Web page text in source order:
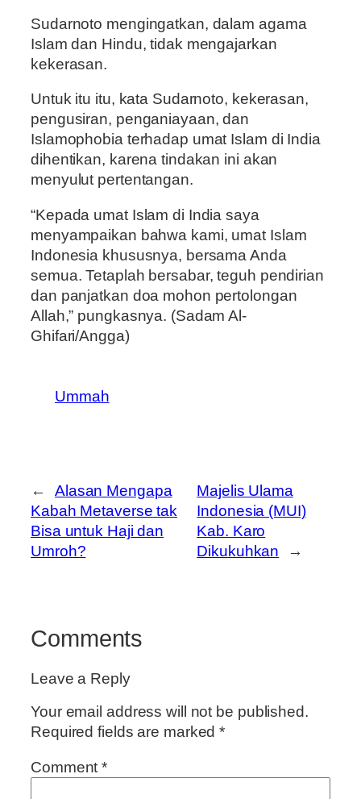
Sudarnoto mengingatkan, dalam agama
Islam dan Hindu, tidak mengajarkan
kekerasan.
Untuk itu itu, kata Sudarnoto, kekerasan,
pengusiran, penganiayaan, dan
Islamophobia terhadap umat Islam di India
dihentikan, karena tindakan ini akan
menyulut pertentangan.
“Kepada umat Islam di India saya
menyampaikan bahwa kami, umat Islam
Indonesia khususnya, bersama Anda
semua. Tetaplah bersabar, teguh pendirian
dan panjatkan doa mohon pertolongan
Allah,” pungkasnya. (Sadam Al-
Ghifari/Angga)
Ummah
←
Alasan Mengapa
Kabah Metaverse tak
Bisa untuk Haji dan
Umroh?
Majelis Ulama
Indonesia (MUI)
Kab. Karo
Dikukuhkan
→
Comments
Leave a Reply
Your email address will not be published.
Required fields are marked*
Comment*